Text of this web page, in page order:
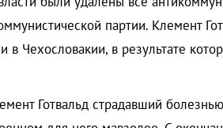
партии. Клемент
Чехословакии, в результате
Готвальд страдавший